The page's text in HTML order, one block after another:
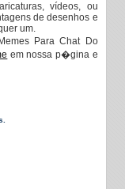
vídeos, ou
de desenhos e
um.
Para Chat Do
em nossa p�gina e